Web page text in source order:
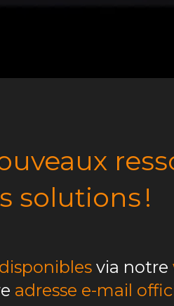
solutions !
via notre
adresse e-mail